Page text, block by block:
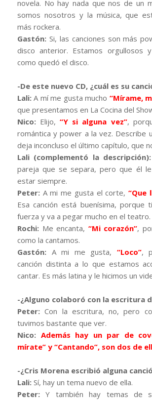
novela. No hay nada que nos de un
somos nosotros y la música, que
más rockera.
Gastón: Si, las canciones son más
disco anterior. Estamos orgullosos
como quedó el disco.
-De este nuevo CD, ¿cuál es su
Lali: A mí me gusta mucho “Mírame,
que presentamos en La Cocina del
Nico: Elijo,“Y si alguna vez”,
romántica y power a la vez. Describe
deja inconcluso el último capítulo, que
Lali (complementó la descripción):
pareja que se separa, pero que él
estar siempre.
Peter: A mi me gusta el corte, “Que
Esa canción está buenísima, porque
fuerza y va a pegar mucho en el teatro.
Rochi: Me encanta, “Mi corazón”,
como la cantamos.
Gastón: A mi me gusta, “Loco”,
canción distinta a lo que estamos
cantar. Es más latina y le hicimos un
-¿Alguno colaboró con la escritura
Peter: Con la escritura, no, pero
tuvimos bastante que ver.
Nico: Además hay un par de
mírate” y “Cantando”, son dos de
-¿Cris Morena escribió alguna
Lali: Sí, hay un tema nuevo de ella.
Peter: Y también hay temas de